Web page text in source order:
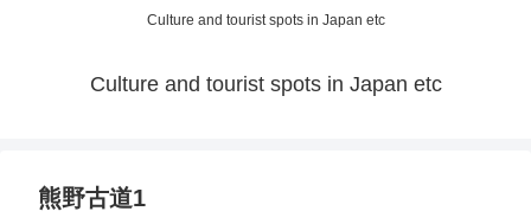
Culture and tourist spots in Japan etc
Culture and tourist spots in Japan etc
熊野古道1